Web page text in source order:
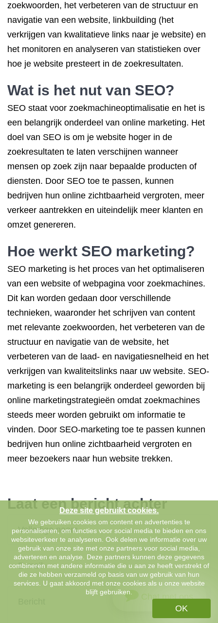
zoekwoorden, het verbeteren van de structuur en
navigatie van een website, linkbuilding (het
verkrijgen van kwalitatieve links naar je website) en
het monitoren en analyseren van statistieken over
hoe je website presteert in de zoekresultaten.
Wat is het nut van SEO?
SEO staat voor zoekmachineoptimalisatie en het is
een belangrijk onderdeel van online marketing. Het
doel van SEO is om je website hoger in de
zoekresultaten te laten verschijnen wanneer
mensen op zoek zijn naar bepaalde producten of
diensten. Door SEO toe te passen, kunnen
bedrijven hun online zichtbaarheid vergroten, meer
verkeer aantrekken en uiteindelijk meer klanten en
omzet genereren.
Hoe werkt SEO marketing?
SEO marketing is het proces van het optimaliseren
van een website of webpagina voor zoekmachines.
Dit kan worden gedaan door verschillende
technieken, waaronder het schrijven van content
met relevante zoekwoorden, het verbeteren van de
structuur en navigatie van de website, het
verbeteren van de laad- en navigatiesnelheid en het
verkrijgen van kwaliteitslinks naar uw website. SEO-
marketing is een belangrijk onderdeel geworden bij
online marketingstrategieën omdat zoekmachines
steeds meer worden gebruikt om informatie te
vinden. Door SEO-marketing toe te passen kunnen
bedrijven hun online zichtbaarheid vergroten en
meer bezoekers naar hun website trekken.
Laat een bericht achter
Chat met ons
Deze site gebruikt cookies.
We gebruiken cookies om content en advertenties te
personaliseren, om functies voor social media te bieden en ons
websiteverkeer te analyseren. Ook delen we informatie over uw
gebruik van onze site met onze partners voor social media,
adverteren en analyse. Deze partners kunnen deze gegevens
combineren met andere informatie die u aan ze heeft verstrekt of
die ze hebben verzameld op basis van uw gebruik van hun
services. U gaat akkoord met onze cookies als u onze website
blijft gebruiken.
OK